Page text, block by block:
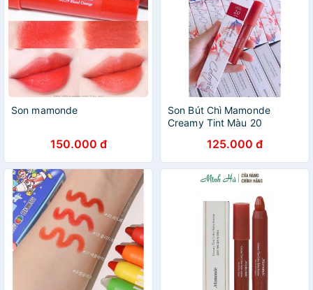
Son mamonde
150.000 đ
Son Bút Chì Mamonde
Creamy Tint Màu 20
125.000 đ